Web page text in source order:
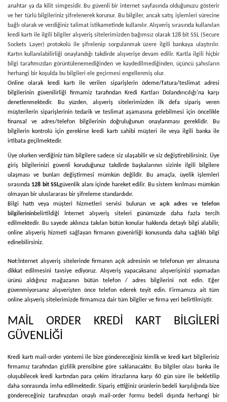
anahtar ya da kilit simgesidir. Bu güvenli bir internet sayfasında olduğunuzu gösterir
ve her türlü bilgileriniz şifrelenerek korunur. Bu bilgiler, ancak satış işlemleri sürecine
bağlı olarak ve verdiğiniz talimat istikametinde kullanılır. Alışveriş sırasında kullanılan
kredi kartı ile ilgili bilgiler alışveriş sitelerimizden bağımsız olarak 128 bit SSL (Secure
Sockets Layer) protokolü ile şifrelenip sorgulanmak üzere ilgili bankaya ulaştırılır.
Kartın kullanılabilirliği onaylandığı takdirde alışverişe devam edilir. Kartla ilgili hiçbir
bilgi tarafımızdan görüntülenemediğinden ve kaydedilmediğinden, üçüncü şahısların
herhangi bir koşulda bu bilgileri ele geçirmesi engellenmiş olur.
Online olarak kredi kartı ile verilen siparişlerin ödeme/fatura/teslimat adresi
bilgilerinin güvenilirliği firmamiz tarafından Kredi Kartları Dolandırıcılığı'na karşı
denetlenmektedir. Bu yüzden, alışveriş sitelerimizden ilk defa sipariş veren
müşterilerin siparişlerinin tedarik ve teslimat aşamasına gelebilmesi için öncelikle
finansal ve adres/telefon bilgilerinin doğruluğunun onaylanması gereklidir. Bu
bilgilerin kontrolü için gerekirse kredi kartı sahibi müşteri ile veya ilgili banka ile
irtibata geçilmektedir.
Üye olurken verdiğiniz tüm bilgilere sadece siz ulaşabilir ve siz değiştirebilirsiniz. Üye
giriş bilgilerinizi güvenli koruduğunuz takdirde başkalarının sizinle ilgili bilgilere
ulaşması ve bunları değiştirmesi mümkün değildir. Bu amaçla, üyelik işlemleri
sırasında 128 bit SSLgüvenlik alanı içinde hareket edilir. Bu sistem kırılması mümkün
olmayan bir uluslararası bir şifreleme standardıdır.
Bilgi hattı veya müşteri hizmetleri servisi bulunan ve açık adres ve telefon
bilgilerininbelirtildiği İnternet alışveriş siteleri günümüzde daha fazla tercih
edilmektedir. Bu sayede aklınıza takılan bütün konular hakkında detaylı bilgi alabilir,
online alışveriş hizmeti sağlayan firmanın güvenirliği konusunda daha sağlıklı bilgi
edinebilirsiniz.
Not: İnternet alışveriş sitelerinde firmanın açık adresinin ve telefonun yer almasına
dikkat edilmesini tavsiye ediyoruz. Alışveriş yapacaksanız alışverişinizi yapmadan
ürünü aldığınız mağazanın bütün telefon / adres bilgilerini not edin. Eğer
güvenmiyorsanız alışverişten önce telefon ederek teyit edin. Firmamıza ait tüm
online alışveriş sitelerimizde firmamıza dair tüm bilgiler ve firma yeri belirtilmiştir.
MAİL ORDER KREDİ KART BİLGİLERİ
GÜVENLİĞİ
Kredi kartı mail-order yöntemi ile bize göndereceğiniz kimlik ve kredi kart bilgileriniz
firmamız tarafından gizlilik prensibine göre saklanacaktır. Bu bilgiler olası banka ile
oluşubilecek kredi kartından para çekim itirazlarına karşı 60 gün süre ile bekletilip
daha sonrasında imha edilmektedir. Sipariş ettiğiniz ürünlerin bedeli karşılığında bize
göndereceğiniz tarafınızdan onaylı mail-order formu bedeli dışında herhangi bir